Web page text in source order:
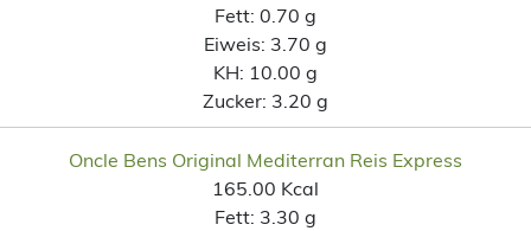
Fett: 0.70 g
Eiweis: 3.70 g
KH: 10.00 g
Zucker: 3.20 g
Oncle Bens Original Mediterran Reis Express
165.00 Kcal
Fett: 3.30 g